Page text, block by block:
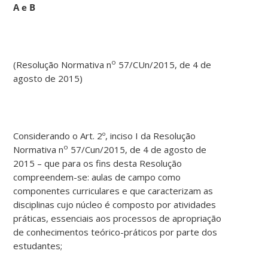
A e B
(Resolução Normativa no 57/CUn/2015, de 4 de
agosto de 2015)
Considerando o Art. 2º, inciso I da Resolução
Normativa no 57/Cun/2015, de 4 de agosto de
2015 – que para os fins desta Resolução
compreendem-se: aulas de campo como
componentes curriculares e que caracterizam as
disciplinas cujo núcleo é composto por atividades
práticas, essenciais aos processos de apropriação
de conhecimentos teórico-práticos por parte dos
estudantes;